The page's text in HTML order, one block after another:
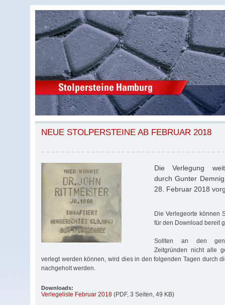
NEUE STOLPERSTEINE AB FEBRUAR 2018
Die Verlegung
durch Gunter
28. Februar 2018
Die Verlegeorte können
für den Download bereit
Sollten an den
Zeitgründen nicht alle
verlegt werden können, wird dies in den folgenden Tagen durch
nachgeholt werden.
Downloads:
Verlegeliste Februar 2018 (PDF, 3 Seiten, 49 KB)